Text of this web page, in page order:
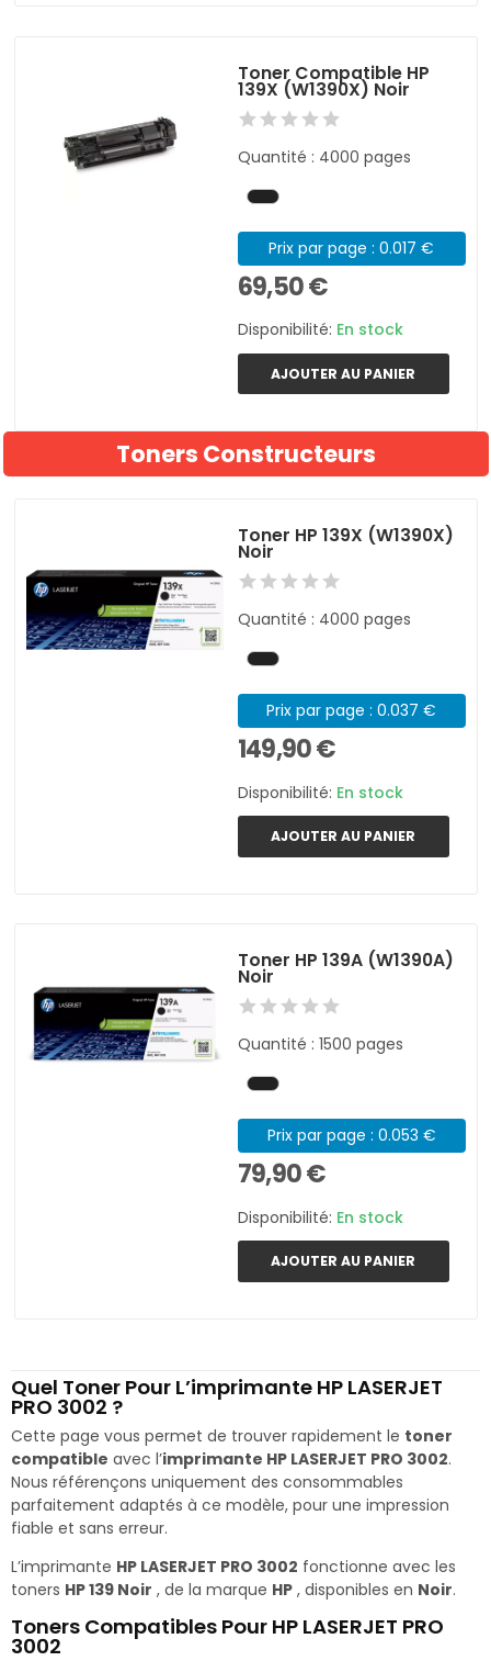
Toner Compatible HP
139X (W1390X) Noir
Quantité : 4000 pages
Prix par page : 0.017 €
69,50 €
Disponibilité: En stock
AJOUTER AU PANIER
Toners Constructeurs
Toner HP 139X (W1390X)
Noir
Quantité : 4000 pages
Prix par page : 0.037 €
149,90 €
Disponibilité: En stock
AJOUTER AU PANIER
Toner HP 139A (W1390A)
Noir
Quantité : 1500 pages
Prix par page : 0.053 €
79,90 €
Disponibilité: En stock
AJOUTER AU PANIER
Quel Toner Pour L’imprimante HP LASERJET
PRO 3002 ?
Cette page vous permet de trouver rapidement le toner
compatible avec l’imprimante HP LASERJET PRO 3002.
Nous référençons uniquement des consommables
parfaitement adaptés à ce modèle, pour une impression
fiable et sans erreur.
L’imprimante HP LASERJET PRO 3002 fonctionne avec les
toners HP 139 Noir , de la marque HP , disponibles en Noir.
Toners Compatibles Pour HP LASERJET PRO
3002